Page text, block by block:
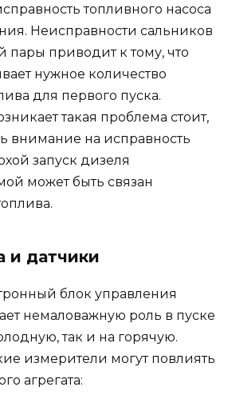
топливного насоса
Неисправности сальников
пары приводит к тому, что
нужное количество
для первого пуска.
такая проблема стоит,
внимание на исправность
запуск дизеля
может быть связан
и датчики
блок управления
немаловажную роль в пуске
так и на горячую.
измерители могут повлиять
агрегата: